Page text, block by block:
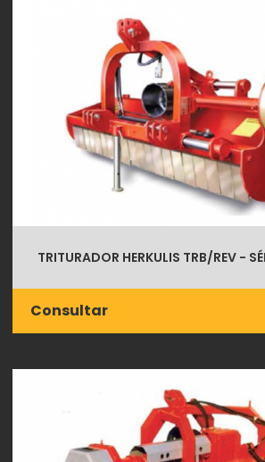
TRITURADOR HERKULIS TRB/REV -
Consultar